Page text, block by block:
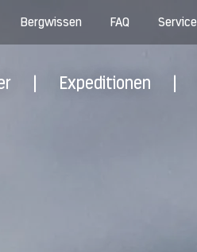
Bergwissen FAQ Service
Expeditionen